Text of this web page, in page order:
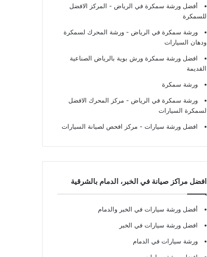
أفضل ورشة سمكرة في الرياض - المركز الافضل
للسمكرة
ورشة سمكرة في الرياض - ورشة المحرك لسمكرة
ودهان السيارات
افضل ورشة سمكرة ورش بوية بالرياض الصناعية
القديمة
ورشة سمكرة
ورشة سمكرة في الرياض - مركز المحرك الافضل
لسمكرة السيارات
افضل ورشة سيارات - مركز افحص لصيانة السيارات
افضل مراكز صيانة في الخبر، الدمام بالشرقية
أفضل ورشة سيارات في الخبر والدمام
افضل ورشة سيارات في الخبر
ورشة سيارات في الدمام